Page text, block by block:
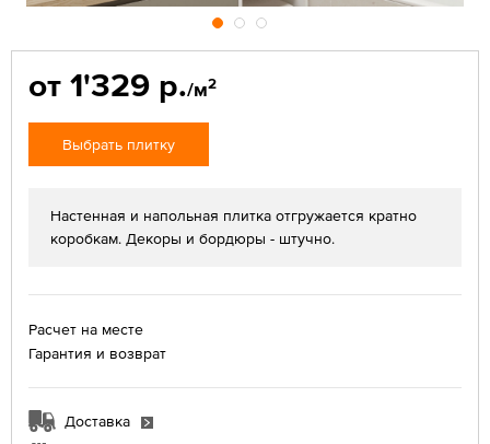
от 1'329 р./м2
Выбрать плитку
Настенная и напольная плитка отгружается кратно
коробкам. Декоры и бордюры - штучно.
Расчет на месте
Гарантия и возврат
Доставка